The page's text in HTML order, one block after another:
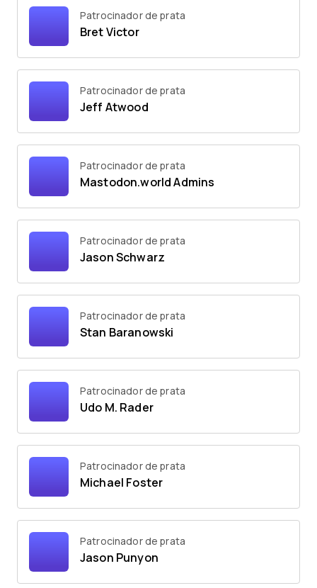
Patrocinador de prata
Bret Victor
Patrocinador de prata
Jeff Atwood
Patrocinador de prata
Mastodon.world Admins
Patrocinador de prata
Jason Schwarz
Patrocinador de prata
Stan Baranowski
Patrocinador de prata
Udo M. Rader
Patrocinador de prata
Michael Foster
Patrocinador de prata
Jason Punyon